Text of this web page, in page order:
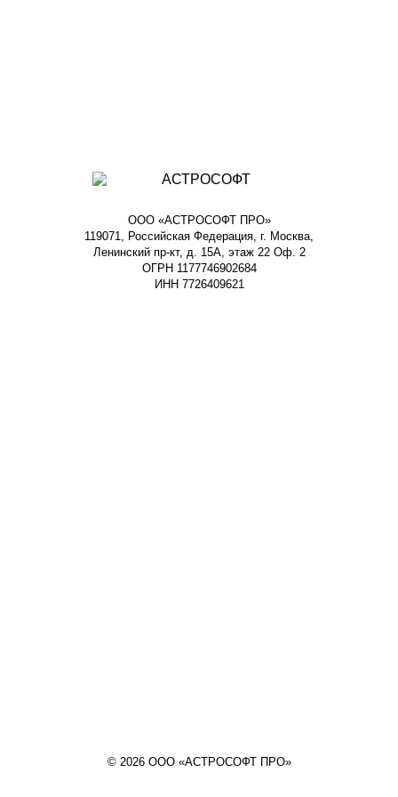
ООО «АСТРОСОФТ ПРО»
119071, Российская Федерация, г. Москва,
Ленинский пр-кт, д. 15А, этаж 22 Оф. 2
ОГРН 1177746902684
ИНН 7726409621
© 2026 ООО «АСТРОСОФТ ПРО»